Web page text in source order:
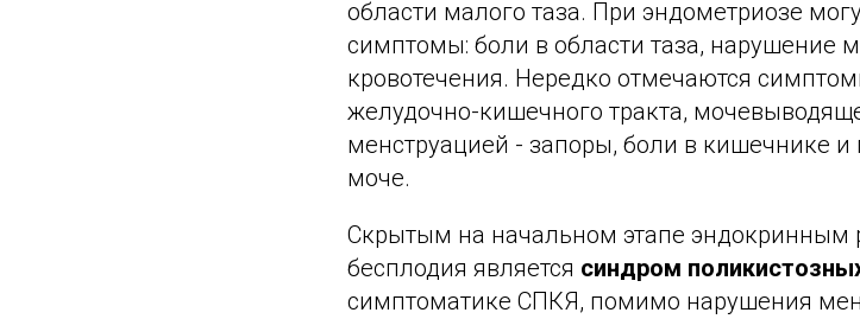
области малого таза. При эндометриозе
симптомы: боли в области таза, нарушение
кровотечения. Нередко отмечаются
желудочно-кишечного тракта,
менструацией - запоры, боли в кишечнике и
моче.
Скрытым на начальном этапе эндокринным
бесплодия является синдром
симптоматике СПКЯ, помимо нарушения